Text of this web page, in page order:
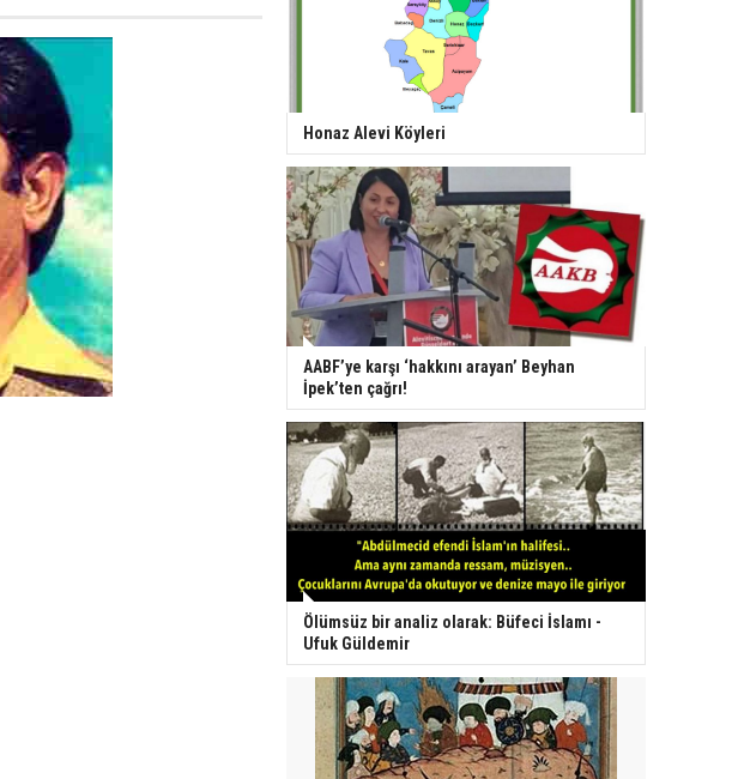
Honaz Alevi Köyleri
AABF’ye karşı ‘hakkını arayan’ Beyhan
İpek’ten çağrı!
Ölümsüz bir analiz olarak: Büfeci İslamı -
Ufuk Güldemir